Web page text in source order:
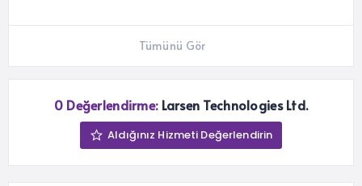
Tümünü Gör
0 Değerlendirme: Larsen Technologies Ltd.
Aldığınız Hizmeti Değerlendirin